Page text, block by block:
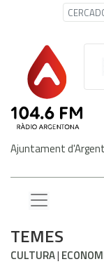
Ajuntament
TEMES
CULTURA